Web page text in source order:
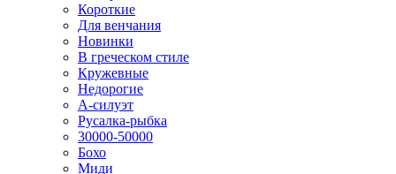
Короткие
Для венчания
Новинки
В греческом стиле
Кружевные
Недорогие
А-силуэт
Русалка-рыбка
30000-50000
Бохо
Миди